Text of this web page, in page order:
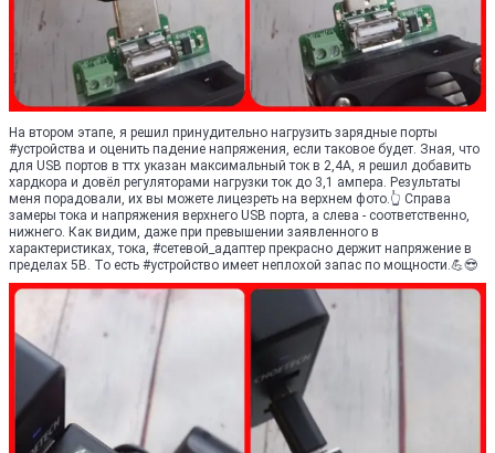
На втором этапе, я решил принудительно нагрузить зарядные порты
#устройства и оценить падение напряжения, если таковое будет. Зная, что
для USB портов в ттх указан максимальный ток в 2,4А, я решил добавить
хардкора и довёл регуляторами нагрузки ток до 3,1 ампера. Результаты
меня порадовали, их вы можете лицезреть на верхнем фото.👆 Справа
замеры тока и напряжения верхнего USB порта, а слева - соответственно,
нижнего. Как видим, даже при превышении заявленного в
характеристиках, тока, #сетевой_адаптер прекрасно держит напряжение в
пределах 5В. То есть #устройство имеет неплохой запас по мощности.💪😎